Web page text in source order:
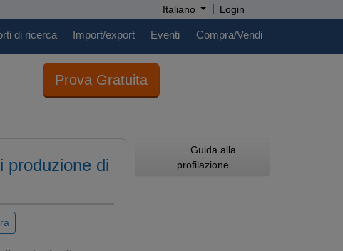
Italiano | Login
di ricerca Import/export Eventi Compra/Vendi
Prova Gratuita
produzione di
Guida alla
profilazione